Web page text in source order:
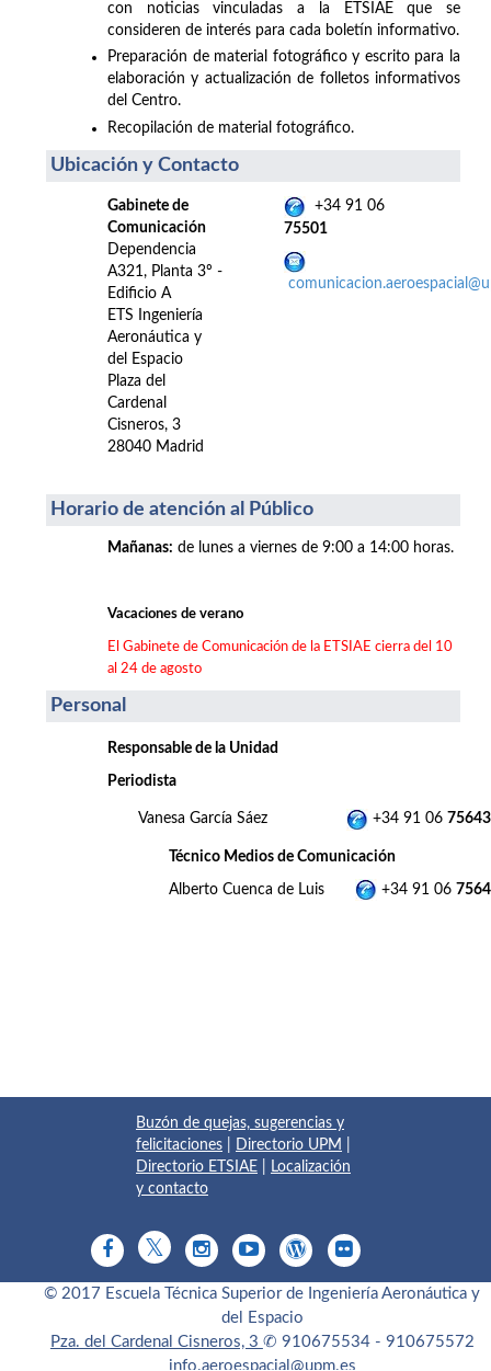
con noticias vinculadas a la ETSIAE que se
consideren de interés para cada boletín informativo.
Preparación de material fotográfico y escrito para la
elaboración y actualización de folletos informativos
del Centro.
Recopilación de material fotográfico.
Ubicación y Contacto
Gabinete de
Comunicación
Dependencia
A321, Planta 3º -
Edificio A
ETS Ingeniería
Aeronáutica y
del Espacio
Plaza del
Cardenal
Cisneros, 3
28040 Madrid
+34 91 06
75501
Horario de atención al Público
Mañanas: de lunes a viernes de 9:00 a 14:00 horas.
Vacaciones de verano
El Gabinete de Comunicación de la ETSIAE cierra del 10
al 24 de agosto
Personal
Responsable de la Unidad
Periodista
Vanesa García Sáez +34 91 06 75643
Técnico Medios de Comunicación
Alberto Cuenca de Luis +34 91 06
Buzón de quejas, sugerencias y
felicitaciones
Directorio UPM
Directorio ETSIAE
Localización
y contacto
© 2017 Escuela Técnica Superior de Ingeniería Aeronáutica y
del Espacio
Pza. del Cardenal Cisneros, 3 ✆ 910675534 - 910675572
info.aeroespacial@upm.es